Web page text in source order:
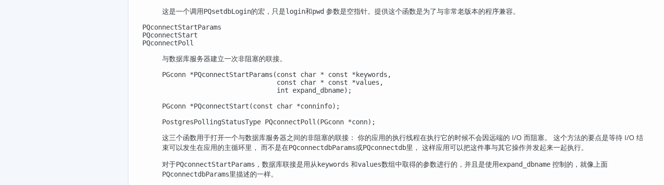
这是一个调用PQsetdbLogin的宏，只是login和pwd 参数是空指针。提供这个函数是为了与非常老版本的程序兼容。
PQconnectStartParams
PQconnectStart
PQconnectPoll
与数据库服务器建立一次非阻塞的联接。
PGconn *PQconnectStartParams(const char * const *keywords,
                             const char * const *values,
                             int expand_dbname);
PGconn *PQconnectStart(const char *conninfo);
PostgresPollingStatusType PQconnectPoll(PGconn *conn);
这三个函数用于打开一个与数据库服务器之间的非阻塞的联接： 你的应用的执行线程在执行它的时候不会因远端的 I/O 而阻塞。 这个方法的要点是等待 I/O 结
束可以发生在应用的主循环里， 而不是在PQconnectdbParams或PQconnectdb里， 这样应用可以把这件事与其它操作并发起来一起执行。
对于PQconnectStartParams ，数据库联接是用从keywords 和values数组中取得的参数进行的，并且是使用expand_dbname 控制的，就像上面
PQconnectdbParams里描述的一样。